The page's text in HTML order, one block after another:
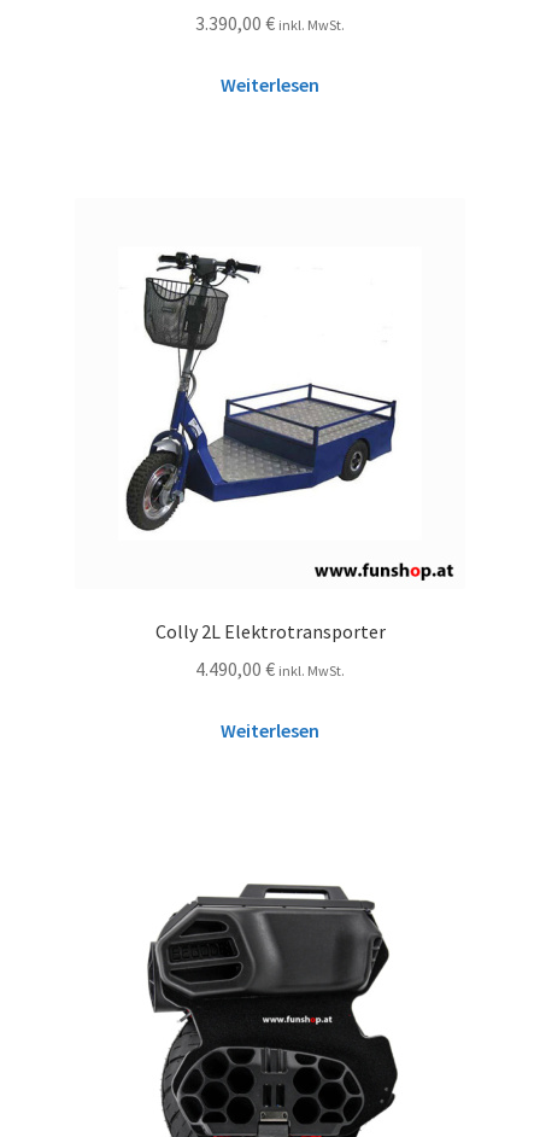
3.390,00 € inkl. MwSt.
Weiterlesen
Colly 2L Elektrotransporter
4.490,00 € inkl. MwSt.
Weiterlesen